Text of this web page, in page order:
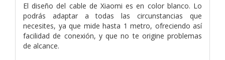
El diseño del cable de Xiaomi es en color blanco. Lo
podrás adaptar a todas las circunstancias que
necesites, ya que mide hasta 1 metro, ofreciendo así
facilidad de conexión, y que no te origine problemas
de alcance.